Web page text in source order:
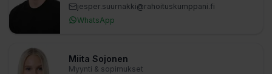
jesper.suurnakki​@rahoituskumppani.fi
WhatsApp
Miita Sojonen
Myynti & sopimukset